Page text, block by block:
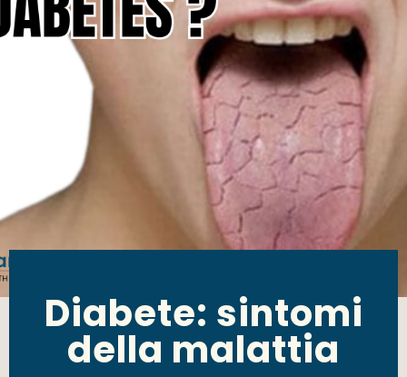
Diabete: sintomi
della malattia